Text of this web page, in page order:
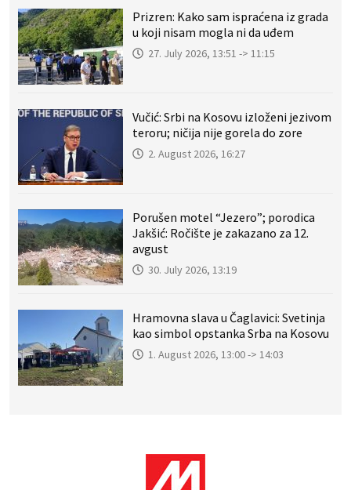
Prizren: Kako sam ispraćena iz grada
u koji nisam mogla ni da uđem
27. July 2026, 13:51 -> 11:15
Vučić: Srbi na Kosovu izloženi jezivom
teroru; ničija nije gorela do zore
2. August 2026, 16:27
Porušen motel “Jezero”; porodica
Jakšić: Ročište je zakazano za 12.
avgust
30. July 2026, 13:19
Hramovna slava u Čaglavici: Svetinja
kao simbol opstanka Srba na Kosovu
1. August 2026, 13:00 -> 14:03